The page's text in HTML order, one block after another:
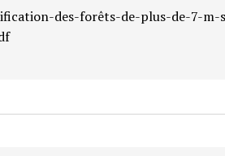
des-forêts-de-plus-de-7-m-